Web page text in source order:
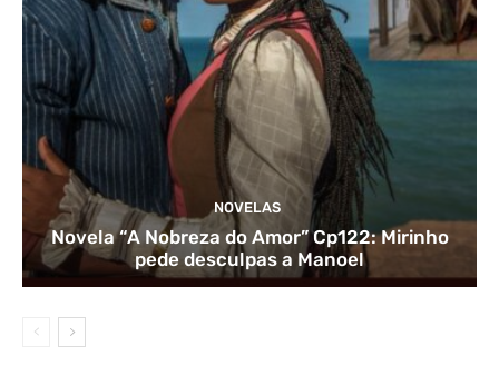
NOVELAS
Novela “A Nobreza do Amor” Cp122: Mirinho
pede desculpas a Manoel